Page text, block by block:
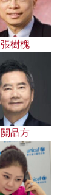
張樹槐
關品方